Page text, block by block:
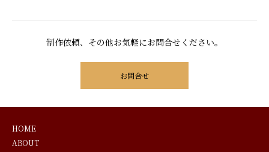
制作依頼、その他お気軽にお問合せください。
お問合せ
HOME
ABOUT